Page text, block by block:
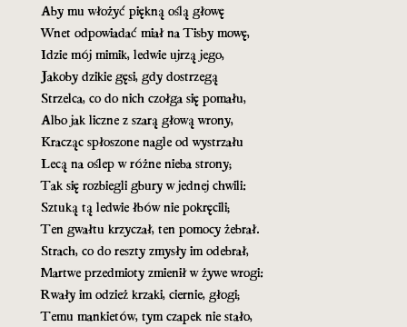
Aby mu włożyć piękną oślą głowę
Wnet odpowiadać miał na Tisby mowę,
Idzie mój mimik, ledwie ujrzą jego,
Jakoby dzikie gęsi, gdy dostrzegą
Strzelca, co do nich czołga się pomału,
Albo jak liczne z szarą głową wrony,
Kracząc spłoszone nagle od wystrzału
Lecą na oślep w różne nieba strony;
Tak się rozbiegli gbury w jednej chwili:
Sztuką tą ledwie łbów nie pokręcili;
Ten gwałtu krzyczał, ten pomocy żebrał.
Strach, co do reszty zmysły im odebrał,
Martwe przedmioty zmienił w żywe wrogi:
Rwały im odzież krzaki, ciernie, głogi;
Temu mankietów, tym czapek nie stało,